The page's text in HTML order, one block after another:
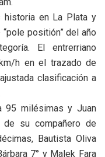
historia en La Plata y
positión” del año
El entrerriano
h en el trazado de
clasificación a
95 milésimas y Juan
su compañero de
Bautista Oliva
7° y Malek Fara